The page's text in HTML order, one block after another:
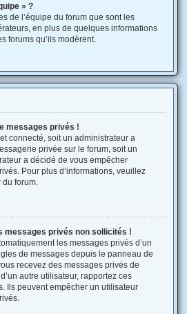
» ?
de l’équipe du forum que sont les
en plus de quelques informations
forums qu’ils modèrent.
messages privés !
connecté, soit un administrateur a
privée sur le forum, soit un
a décidé de vous empêcher
Pour plus d’informations, veuillez
forum.
messages privés non sollicités !
les messages privés d’un
de messages depuis le panneau de
recevez des messages privés de
autre utilisateur, rapportez ces
Ils peuvent empêcher un utilisateur